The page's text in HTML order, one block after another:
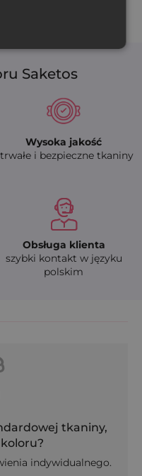
Saketos
Wysoka jakość
i bezpieczne tkaniny
Obsługa klienta
szybki kontakt w języku
polskim
tkaniny,
indywidualnego.